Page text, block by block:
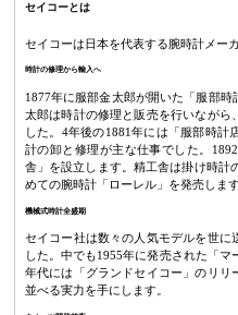
セイコーとは
セイコーは日本を代表する腕時計メーカ
時計の修理から輸入へ
1877年に服部金太郎が開いた「服部
太郎は時計の修理と販売を行いながら
した。4年後の1881年には「服部時計
計の卸と修理が主な仕事でした。
舎」を設立します。精工舎は掛け時計
めての腕時計「ローレル」を発売します
機械式時計全盛期
セイコー社は数々の人気モデルを世に
した。中でも1955年に発売された「
年代には「グランドセイコー」のリリ
並べる実力を手にします。